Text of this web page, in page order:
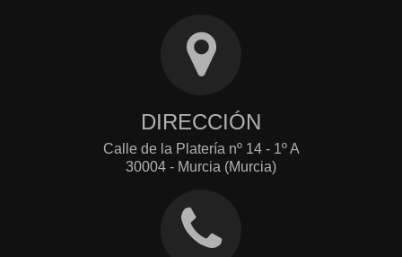
DIRECCIÓN
Calle de la Platería nº 14 - 1º A
30004 - Murcia (Murcia)